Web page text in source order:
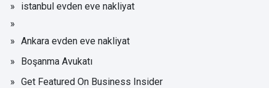
istanbul evden eve nakliyat
Ankara evden eve nakliyat
Boşanma Avukatı
Get Featured On Business Insider